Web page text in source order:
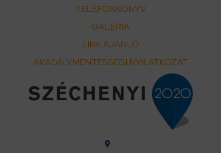
TELEFONKÖNYV
GALÉRIA
LINK AJÁNLÓ
AKADÁLYMENTESSÉGI NYILATKOZAT